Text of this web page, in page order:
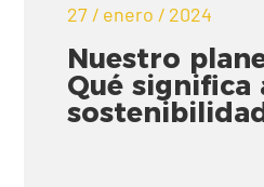
27 / enero / 2024
Nuestro
Qué significa